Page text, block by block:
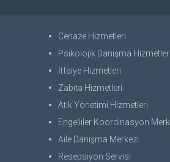
Cenaze Hizmetleri
Psikolojik Danışma Hizmetleri
İtfaiye Hizmetleri
Zabıta Hizmetleri
Atık Yönetimi Hizmetleri
Engelliler Koordinasyon Merkezi
Aile Danışma Merkezi
Resepsiyon Servisi